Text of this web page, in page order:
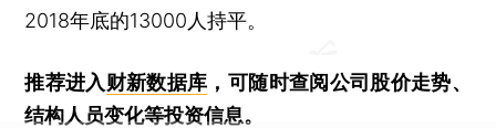
2018年底的13000人持平。
推荐进入财新数据库 ，可随时查阅公司股价走势、
结构人员变化等投资信息。